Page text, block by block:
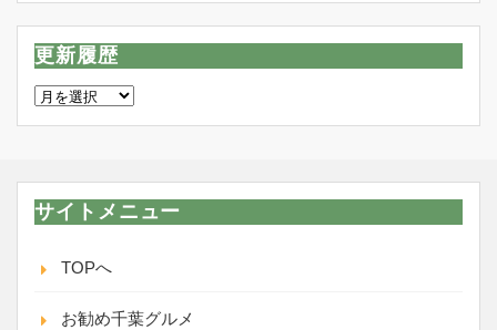
更新履歴
更
サイトメニュー
TOPへ
お勧め千葉グルメ